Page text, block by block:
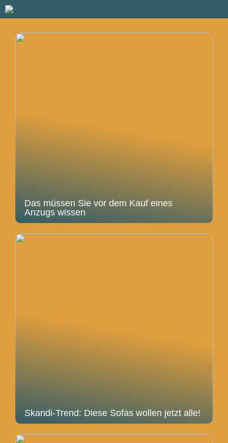
Das müssen Sie vor dem Kauf eines
Anzugs wissen
Skandi-Trend: Diese Sofas wollen jetzt alle!